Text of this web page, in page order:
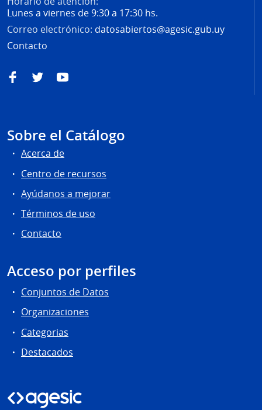
Lunes a viernes de 9:30 a 17:30 hs.
Correo electrónico: datosabiertos@agesic.gub.uy
Contacto
FacebookTwitterYouTube
Sobre el Catálogo
Acerca de
Centro de recursos
Ayúdanos a mejorar
Términos de uso
Contacto
Acceso por perfiles
Conjuntos de Datos
Organizaciones
Categorias
Destacados